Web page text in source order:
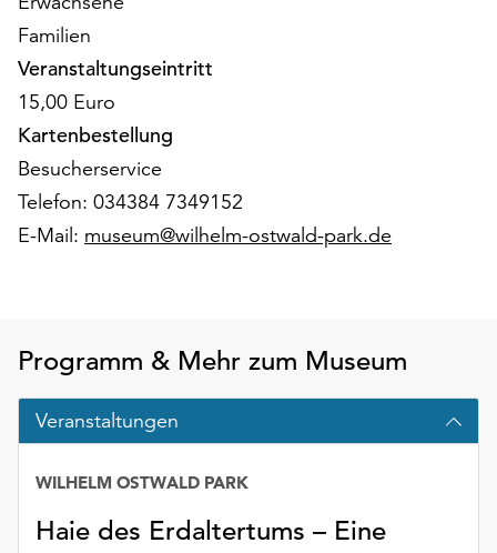
ohne
Ihr
Einverständnis
weiterhin
ausgeführt.
Möchten
Sie
die
verwendeten
Cookies
die
Einstellungen
über
die
„Auswählen“.
Weitere
Familien
Veranstaltungseintritt
15,00 Euro
Kartenbestellung
Besucherservice
Telefon: 034384 7349152
E-Mail: museum@wilhelm-ostwald-park.de
Programm & Mehr zum Museum
Veranstaltungen
Haie des Erdaltertums – Eine
WILHELM OSTWALD PARK